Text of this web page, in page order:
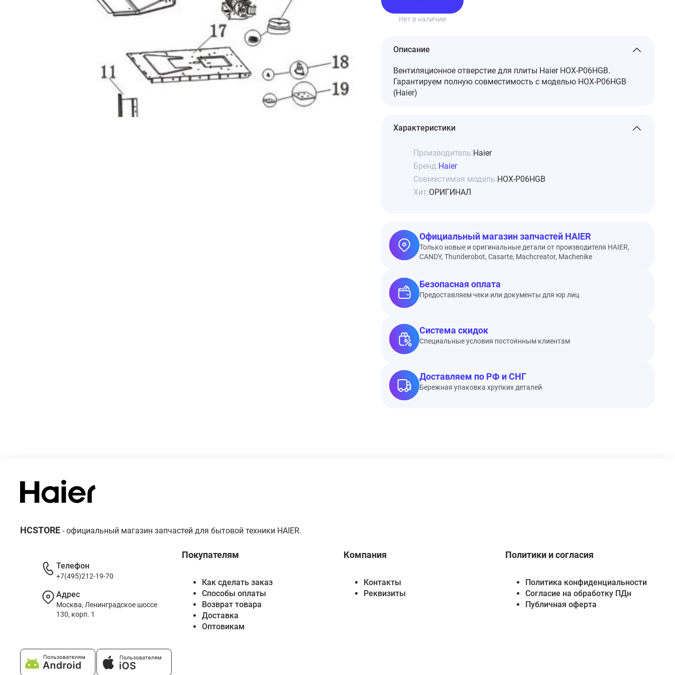
Нет в наличии
Описание
Вентиляционное отверстие для плиты Haier HOX-P06HGB.
Гарантируем полную совместимость с моделью HOX-P06HGB
(Haier)
Характеристики
Производитель:Haier
Бренд:Haier
Совместимая модель:HOX-P06HGB
Хит:ОРИГИНАЛ
Официальный магазин запчастей HAIER
Только новые и оригинальные детали от производителя HAIER,
CANDY, Thunderobot, Casarte, Machcreator, Machenike
Безопасная оплата
Предоставляем чеки или документы для юр лиц
Система скидок
Специальные условия постоянным клиентам
Доставляем по РФ и СНГ
Бережная упаковка хрупких деталей
HCSTORE - официальный магазин запчастей для бытовой техники HAIER.
Покупателям
Как сделать заказ
Способы оплаты
Возврат товара
Доставка
Оптовикам
Компания
Контакты
Реквизиты
Политики и согласия
Политика конфиденциальности
Согласие на обработку ПДн
Публичная оферта
Телефон
+7(495)212-19-70
Адрес
Москва, Ленинградское шоссе
130, корп. 1